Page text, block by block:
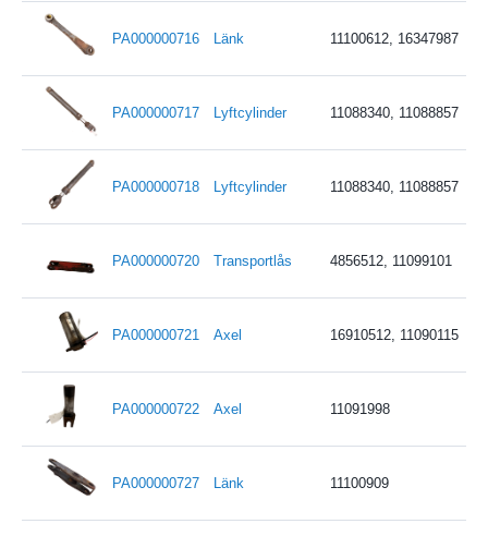
PA000000716 Länk 11100612, 16347987
PA000000717 Lyftcylinder 11088340, 11088857
PA000000718 Lyftcylinder 11088340, 11088857
PA000000720 Transportlås 4856512, 11099101
PA000000721 Axel 16910512, 11090115
PA000000722 Axel 11091998
PA000000727 Länk 11100909